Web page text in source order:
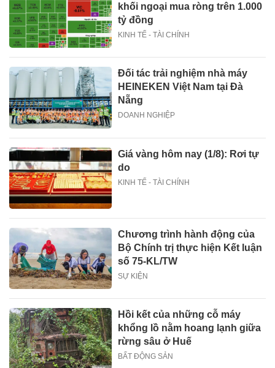
khối ngoại mua ròng trên 1.000
tỷ đồng
KINH TẾ - TÀI CHÍNH
Đối tác trải nghiệm nhà máy
HEINEKEN Việt Nam tại Đà
Nẵng
DOANH NGHIỆP
Giá vàng hôm nay (1/8): Rơi tự
do
KINH TẾ - TÀI CHÍNH
Chương trình hành động của
Bộ Chính trị thực hiện Kết luận
số 75-KL/TW
SỰ KIỆN
Hồi kết của những cỗ máy
khổng lồ nằm hoang lạnh giữa
rừng sâu ở Huế
BẤT ĐỘNG SẢN